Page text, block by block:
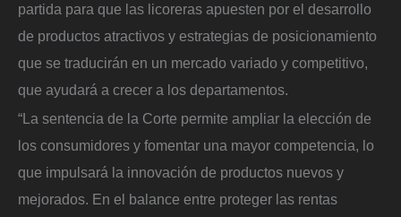
partida para que las licoreras apuesten por el desarrollo
de productos atractivos y estrategias de posicionamiento
que se traducirán en un mercado variado y competitivo,
que ayudará a crecer a los departamentos.
“La sentencia de la Corte permite ampliar la elección de
los consumidores y fomentar una mayor competencia, lo
que impulsará la innovación de productos nuevos y
mejorados. En el balance entre proteger las rentas